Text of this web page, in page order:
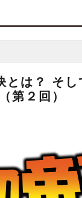
とは？ そ
第２回）